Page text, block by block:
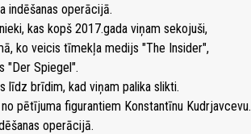
indēšanas operācijā.
kas kopš 2017.gada viņam sekojuši,
ko veicis tīmekļa medijs "The Insider",
"Der Spiegel".
līdz brīdim, kad viņam palika slikti.
pētījuma figurantiem Konstantīnu Kudrjavcevu.
operācijā.